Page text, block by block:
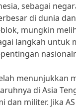
sebagai
di dunia
mungkin
langkah untuk
menunjukkan
di Asia
dan militer. Jika